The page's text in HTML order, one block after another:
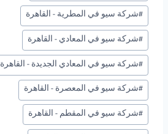
#شركة سيو في المطرية - القاهرة
#شركة سيو في المعادي - القاهرة
#شركة سيو في المعادي الجديدة - القاهرة
#شركة سيو في المعصرة - القاهرة
#شركة سيو في المقطم - القاهرة